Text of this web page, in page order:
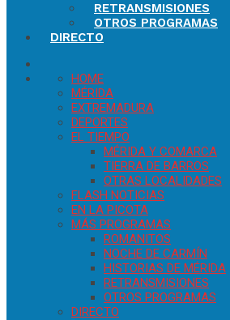
RETRANSMISIONES
OTROS PROGRAMAS
DIRECTO
HOME
MÉRIDA
EXTREMADURA
DEPORTES
EL TIEMPO
MÉRIDA Y COMARCA
TIERRA DE BARROS
OTRAS LOCALIDADES
FLASH NOTICIAS
EN LA PICOTA
MÁS PROGRAMAS
ROMANITOS
NOCHE DE CARMÍN
HISTORIAS DE MÉRIDA
RETRANSMISIONES
OTROS PROGRAMAS
DIRECTO